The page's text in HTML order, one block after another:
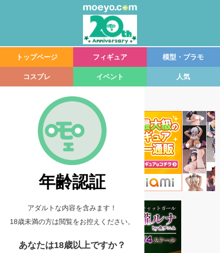
トップページ フィギュア 模型・プラモ
コスプレ イベント 人気
年齢認証
アダルトな内容を含みます！
18歳未満の方は閲覧をお控えください。
あなたは18歳以上ですか？